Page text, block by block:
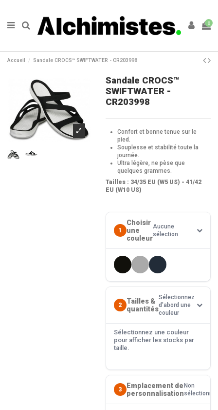
0
Accueil Sandale CROCS™ SWIFTWATER - CR203998
Sandale CROCS™
SWIFTWATER -
CR203998
Confort et bonne tenue sur le
pied.
Souplesse et stabilité toute la
journée.
Ultra légère, ne pèse que
quelques grammes.
Tailles : 34/35 EU (W5 US) - 41/42
EU (W10 US)
1
Choisir
une
couleur
Aucune
sélection
2
Tailles &
quantités
Sélectionnez
d'abord une
couleur
Sélectionnez une couleur
pour afficher les stocks par
taille.
3
Emplacement de
personnalisation
Non
sélectionné